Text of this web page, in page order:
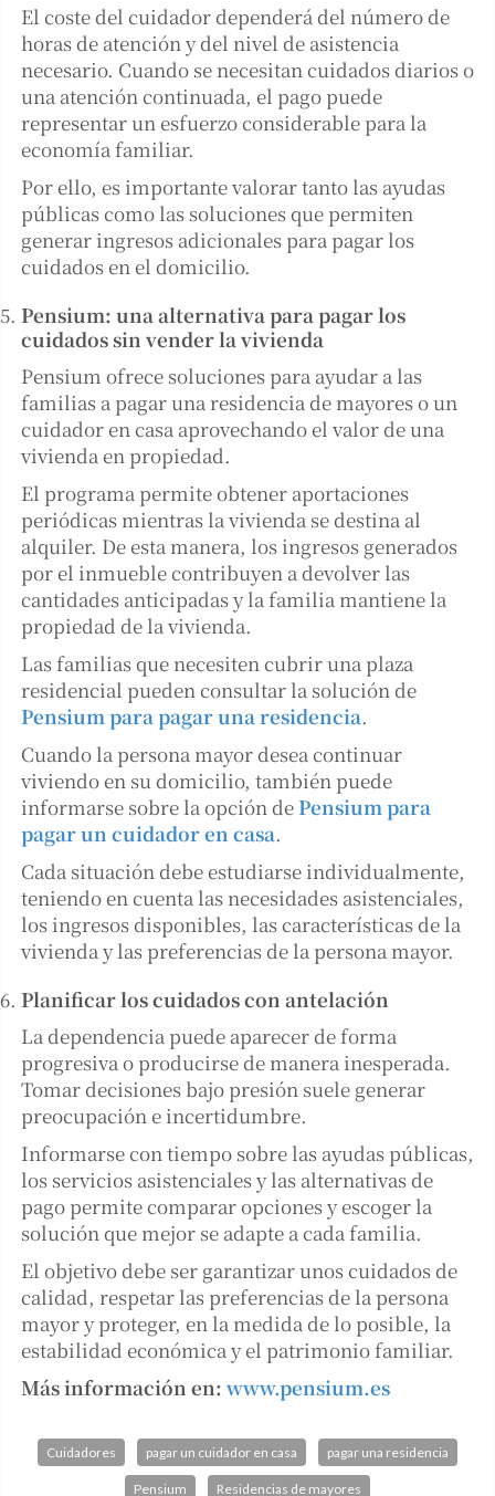
El coste del cuidador dependerá del número de
horas de atención y del nivel de asistencia
necesario. Cuando se necesitan cuidados diarios o
una atención continuada, el pago puede
representar un esfuerzo considerable para la
economía familiar.
Por ello, es importante valorar tanto las ayudas
públicas como las soluciones que permiten
generar ingresos adicionales para pagar los
cuidados en el domicilio.
Pensium: una alternativa para pagar los
cuidados sin vender la vivienda
Pensium ofrece soluciones para ayudar a las
familias a pagar una residencia de mayores o un
cuidador en casa aprovechando el valor de una
vivienda en propiedad.
El programa permite obtener aportaciones
periódicas mientras la vivienda se destina al
alquiler. De esta manera, los ingresos generados
por el inmueble contribuyen a devolver las
cantidades anticipadas y la familia mantiene la
propiedad de la vivienda.
Las familias que necesiten cubrir una plaza
residencial pueden consultar la solución de
Pensium para pagar una residencia.
Cuando la persona mayor desea continuar
viviendo en su domicilio, también puede
informarse sobre la opción dePensium para
pagar un cuidador en casa.
Cada situación debe estudiarse individualmente,
teniendo en cuenta las necesidades asistenciales,
los ingresos disponibles, las características de la
vivienda y las preferencias de la persona mayor.
Planificar los cuidados con antelación
La dependencia puede aparecer de forma
progresiva o producirse de manera inesperada.
Tomar decisiones bajo presión suele generar
preocupación e incertidumbre.
Informarse con tiempo sobre las ayudas públicas,
los servicios asistenciales y las alternativas de
pago permite comparar opciones y escoger la
solución que mejor se adapte a cada familia.
El objetivo debe ser garantizar unos cuidados de
calidad, respetar las preferencias de la persona
mayor y proteger, en la medida de lo posible, la
estabilidad económica y el patrimonio familiar.
Más información en: www.pensium.es
Cuidadores pagar un cuidador en casa pagar una residencia
Pensium Residencias de mayores